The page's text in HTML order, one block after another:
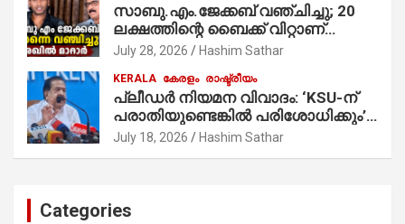
സാബു.എം.ജേക്കബ് വഞ്ചിച്ചു; 20
ലക്ഷത്തിന്റെ ബൈക്ക് വിറ്റാണ്
തൃക്കാക്കരയില്‍ മത്സരിച്ചത്!
മാത്രമാണ് ഉണ്ടായിരുന്നത്;
സാബുവിന്റേത് വ്യക്തിപരമായ
നേട്ടത്തിനുള്ള പാര്‍ട്ടി; ഇപ്പോള്‍
ഫോണ്‍ വിളിച്ചാല്‍ എടുക്കില്ല;
തിരഞ്ഞെടുപ്പിലെ ദുരനുഭവങ്ങള്‍
July 28, 2026 Hashim Sathar
KERALA കേരളം രാഷ്ട്രീയം
പ്ലീഡർ നിയമന വിവാദം: ‘KSU-ന്
പരാതിയുണ്ടെങ്കിൽ പരിശോധിക്കും’;
രമേശ് ചെന്നിത്തല
July 18, 2026 Hashim Sathar
Categories